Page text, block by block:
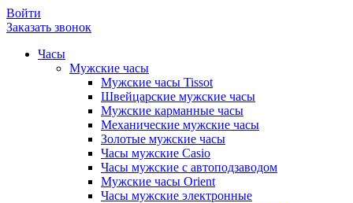
Войти
Заказать звонок
Часы
Мужские часы
Мужские часы Tissot
Швейцарские мужские часы
Мужские карманные часы
Механические мужские часы
Золотые мужские часы
Часы мужские Casio
Часы мужские с автоподзаводом
Мужские часы Orient
Часы мужские электронные